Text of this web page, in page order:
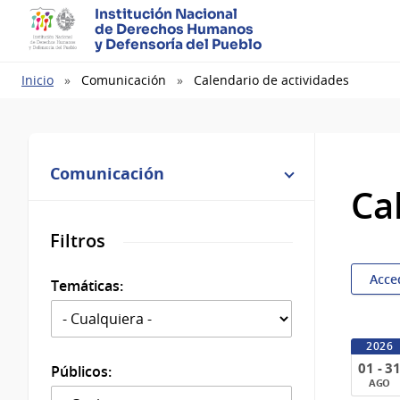
Institución Nacional
de Derechos Humanos
y Defensoría del Pueblo
Ruta
Inicio Comunicación Calendario de actividades
Comunicación
Filtros
Temáticas:
Públicos:
2026
01 - 31
AGO